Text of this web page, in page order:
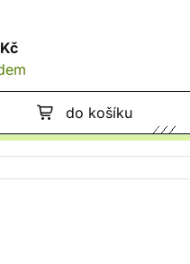
do košíku